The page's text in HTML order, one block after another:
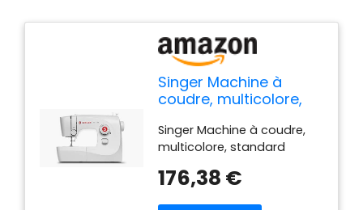
Singer Machine à
coudre, multicolore,
Singer Machine à coudre,
multicolore, standard
176,38 €